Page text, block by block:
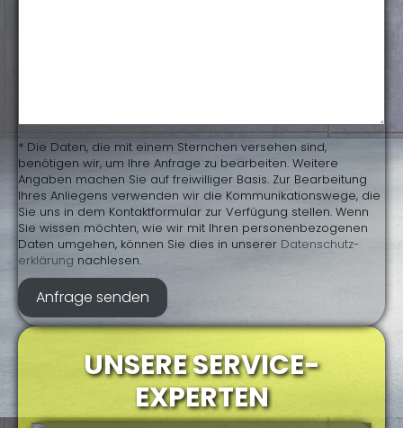
UNSERE SERVICE-
EXPERTEN
* Die Daten, die mit einem Sternchen versehen sind,
benötigen wir, um Ihre Anfrage zu bearbeiten. Weitere
Angaben machen Sie auf freiwilliger Basis. Zur Bearbeitung
Ihres Anliegens verwenden wir die Kommunikationswege, die
Sie uns in dem Kontaktformular zur Verfügung stellen. Wenn
Sie wissen möchten, wie wir mit Ihren personenbezogenen
Daten umgehen, können Sie dies in unserer Daten­schutz­
erklärung nachlesen.